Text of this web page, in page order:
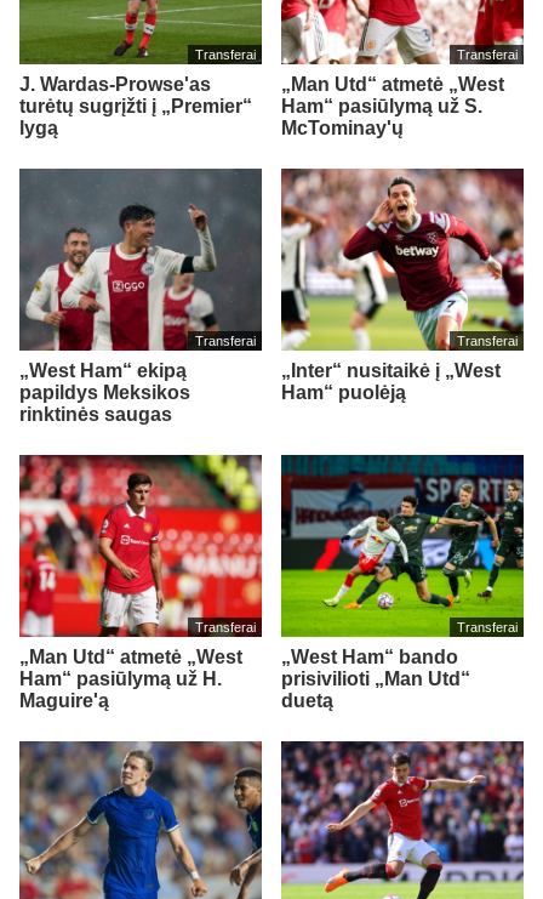
Transferai
J. Wardas-Prowse'as
turėtų sugrįžti į „Premier“
lygą
Transferai
„Man Utd“ atmetė „West
Ham“ pasiūlymą už S.
McTominay'ų
Transferai
„West Ham“ ekipą
papildys Meksikos
rinktinės saugas
Transferai
„Inter“ nusitaikė į „West
Ham“ puolėją
Transferai
„Man Utd“ atmetė „West
Ham“ pasiūlymą už H.
Maguire'ą
Transferai
„West Ham“ bando
prisivilioti „Man Utd“
duetą